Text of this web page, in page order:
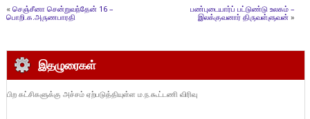
« செஞ்சீனா சென்றுவந்தேன் 16 –
பொறி.க.அருணபாரதி
பண்புடையார்ப் பட்டுண்டு உலகம் –
இலக்குவனார் திருவள்ளுவன் »
இதழுரைகள்
பிற கட்சிகளுக்கு அச்சம் ஏற்படுத்தியுள்ள ம.ந.கூட்டணி விரிவு